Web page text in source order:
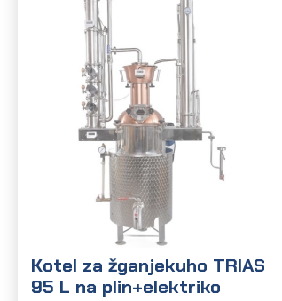
Kotel za žganjekuho TRIAS
95 L na plin+elektriko